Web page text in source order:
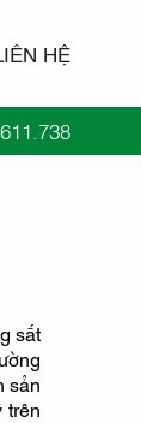
HỆ
sắt
sản
trên